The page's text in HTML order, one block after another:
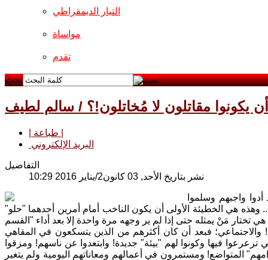
التيار الديمقراطي
مواساة
تقدم
بحث
يكونوا مقاتلون لا مُخاتلون!؟ / سالم لطيف
البريد الإلكتروني
التفاصيل
نشر بتاريخ الأحد, 03 كانون2/يناير 2016 10:29
واجبهم وسلموا
هي الخطيئة الأولى أن يكون الناخب أمام أمرين أحدهما "حلو"
فبعد أن كان أكثرهم من الذين يتسكعون في المقاهي
فيها وكونوا لهم "بيئة" جديدة! وابتعدوا عن ناسهم! ومزقوا
المتواضع! ومستمرون في أعمالهم ومعاناتهم اليومية ولم يتغير